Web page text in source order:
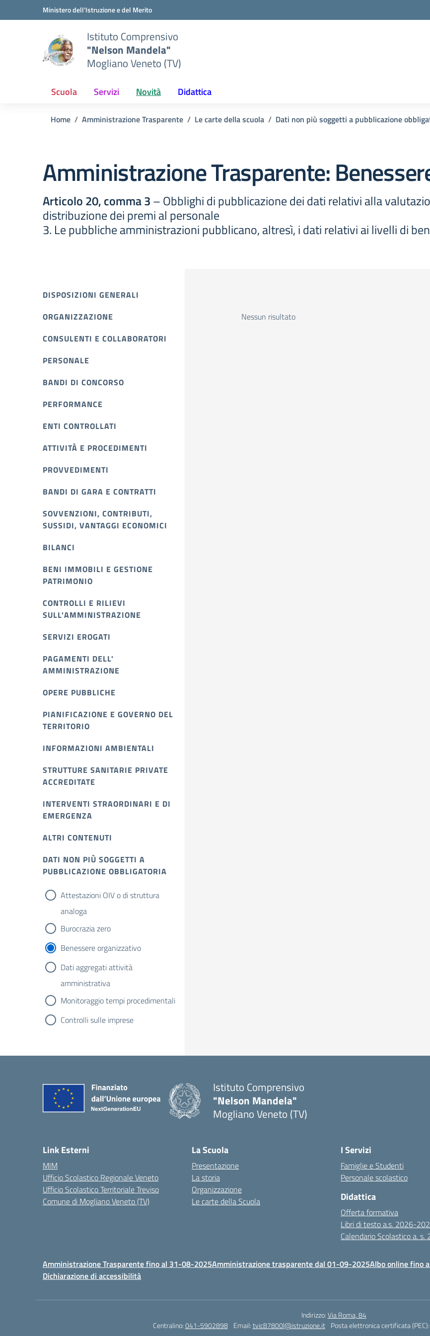
Vai ai contenuti
Vai al menu di navigazioneMinistero dell'Istruzione e del Merito
Istituto Comprensivo
"Nelson Mandela"
Mogliano Veneto (TV)
Scuola Servizi Novità Didattica
Home Amministrazione Trasparente Le carte della scuola Dati non più soggetti a pubblicazione
Amministrazione Trasparente:
Articolo 20, comma 3– Obblighi di pubblicazione dei dati relativi alla
distribuzione dei premi al personale
3. Le pubbliche amministrazioni pubblicano, altresì, i dati relativi ai livelli di
DISPOSIZIONI GENERALI
ORGANIZZAZIONE
CONSULENTI E COLLABORATORI
PERSONALE
BANDI DI CONCORSO
PERFORMANCE
ENTI CONTROLLATI
ATTIVITÀ E PROCEDIMENTI
PROVVEDIMENTI
BANDI DI GARA E CONTRATTI
SOVVENZIONI, CONTRIBUTI,
SUSSIDI, VANTAGGI ECONOMICI
BILANCI
BENI IMMOBILI E GESTIONE
PATRIMONIO
CONTROLLI E RILIEVI
SULL'AMMINISTRAZIONE
SERVIZI EROGATI
PAGAMENTI DELL'
AMMINISTRAZIONE
OPERE PUBBLICHE
PIANIFICAZIONE E GOVERNO DEL
TERRITORIO
INFORMAZIONI AMBIENTALI
STRUTTURE SANITARIE PRIVATE
ACCREDITATE
INTERVENTI STRAORDINARI E DI
EMERGENZA
ALTRI CONTENUTI
DATI NON PIÙ SOGGETTI A
PUBBLICAZIONE OBBLIGATORIA
Attestazioni OIV o di struttura
analoga
Burocrazia zero
Benessere organizzativo
Dati aggregati attività
amministrativa
Monitoraggio tempi procedimentali
Controlli sulle imprese
Nessun risultato
Istituto Comprensivo
"Nelson Mandela"
Mogliano Veneto (TV)
Link Esterni
MIM
Ufficio Scolastico Regionale Veneto
Ufficio Scolastico Territoriale Treviso
Comune di Mogliano Veneto (TV)
La Scuola
Presentazione
La storia
Organizzazione
Le carte della Scuola
I Servizi
Famiglie e Studenti
Personale scolastico
Didattica
Offerta formativa
Libri di testo a.s. 2026-
Calendario Scolastico a.
Amministrazione Trasparente fino al 31-08-2025Amministrazione trasparente dal 01-09-2025Albo online fino
Dichiarazione di accessibilità
Indirizzo:Via Roma, 84
Centralino:041-5902898 Email:tvic87800l@istruzione.it Posta elettronica certificata (PEC):